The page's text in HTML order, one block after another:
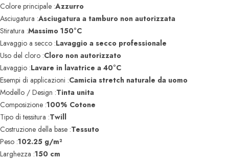
Colore principale :Azzurro
Asciugatura :Asciugatura a tamburo non autorizzata
Stiratura :Massimo 150°C
Lavaggio a secco :Lavaggio a secco professionale
Uso del cloro :Cloro non autorizzato
Lavaggio :Lavare in lavatrice a 40°C
Esempi di applicazioni :Camicia stretch naturale da uomo
Modello / Design :Tinta unita
Composizione :100% Cotone
Tipo di tessitura :Twill
Costruzione della base :Tessuto
Peso :102.25 g/m²
Larghezza :150 cm